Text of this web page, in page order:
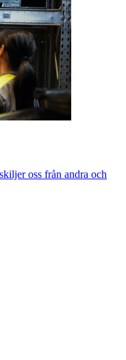
oss från andra och